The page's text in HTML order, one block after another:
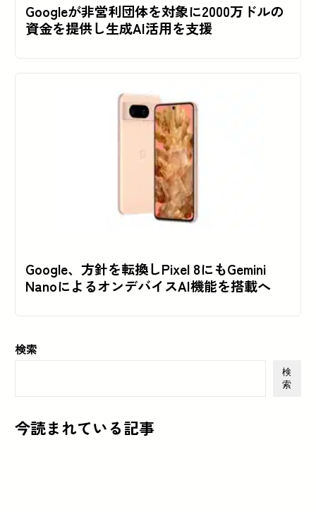
Googleが非営利団体を対象に2000万ドルの
資金を提供し生成AI活用を支援
Google、方針を転換しPixel 8にもGemini
NanoによるオンデバイスAI機能を搭載へ
検索
検
索
今読まれている記事